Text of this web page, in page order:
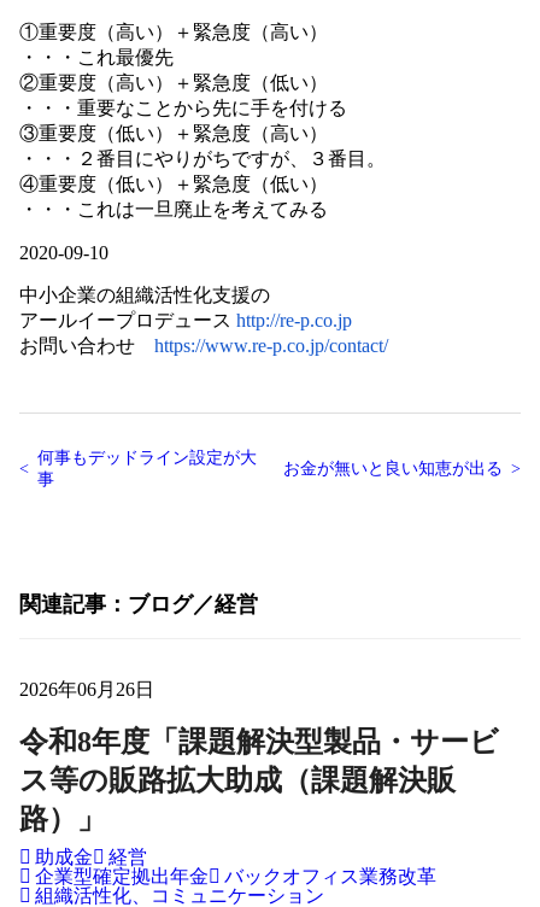
①重要度（高い）＋緊急度（高い）
・・・これ最優先
②重要度（高い）＋緊急度（低い）
・・・重要なことから先に手を付ける
③重要度（低い）＋緊急度（高い）
・・・２番目にやりがちですが、３番目。
④重要度（低い）＋緊急度（低い）
・・・これは一旦廃止を考えてみる
2020-09-10
中小企業の組織活性化支援の
アールイープロデュース http://re-p.co.jp
お問い合わせ https://www.re-p.co.jp/contact/
何事もデッドライン設定が大
事
お金が無いと良い知恵が出る
関連記事 ブログ 経営
2026年06月26日
令和8年度「課題解決型製品・サービ
ス等の販路拡大助成（課題解決販
路）」
助成金
経営
企業型確定拠出年金
バックオフィス業務改革
組織活性化、コミュニケーション